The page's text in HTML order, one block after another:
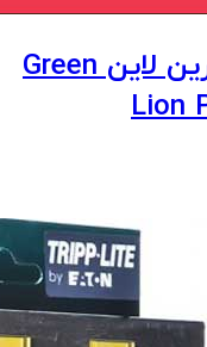
پاور بانک 30000 با کابل گرین لاین Green
Lion